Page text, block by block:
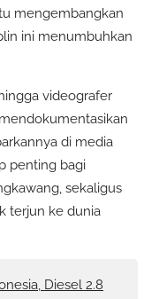
mengembangkan
ini menumbuhkan
videografer
di media
penting bagi
sekaligus
terjun ke dunia
Diesel 2.8